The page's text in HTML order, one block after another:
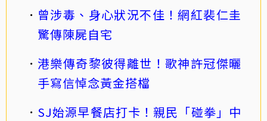
曾涉毒、身心狀況不佳！網紅裴仁圭
驚傳陳屍自宅
港樂傳奇黎彼得離世！歌神許冠傑曬
手寫信悼念黃金搭檔
SJ始源早餐店打卡！親民「碰拳」中